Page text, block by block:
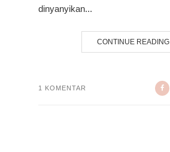
dinyanyikan...
CONTINUE READING
1 KOMENTAR